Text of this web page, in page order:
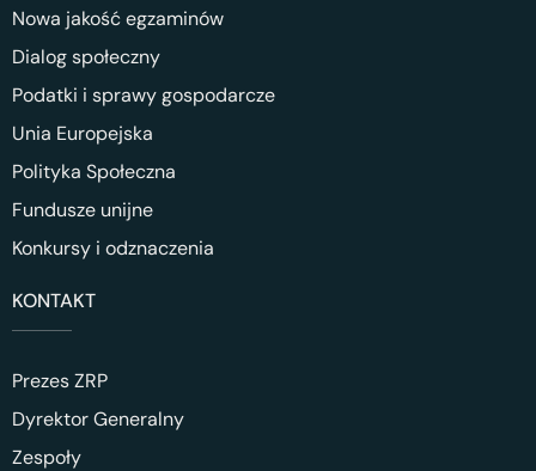
Nowa jakość egzaminów
Dialog społeczny
Podatki i sprawy gospodarcze
Unia Europejska
Polityka Społeczna
Fundusze unijne
Konkursy i odznaczenia
KONTAKT
Prezes ZRP
Dyrektor Generalny
Zespoły